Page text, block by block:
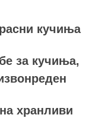
кучиња
за кучиња,
хранливи